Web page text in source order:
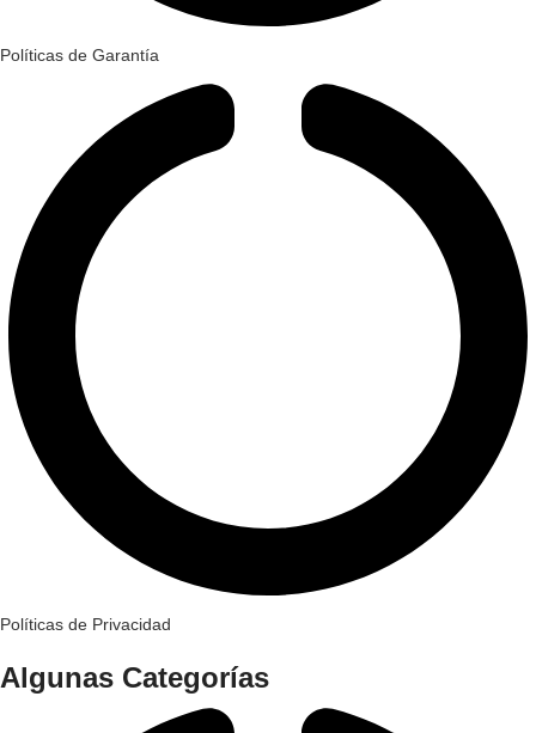
Políticas de Garantía
Políticas de Privacidad
Algunas Categorías